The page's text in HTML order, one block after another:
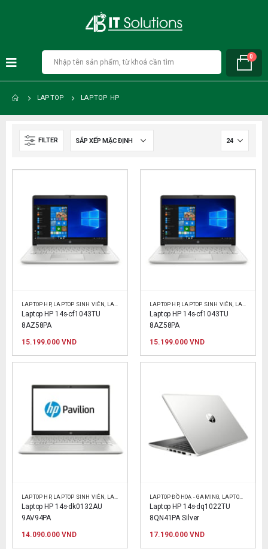
0
LAPTOP LAPTOP HP
FILTER
LAPTOP HP, LAPTOP SINH VIÊN LAPTOP VĂN PHÒNG
Laptop HP 14s-cf1043TU
8AZ58PA
15.199.000VND
LAPTOP HP, LAPTOP SINH VIÊN LAPTOP VĂN PHÒNG
Laptop HP 14s-cf1043TU
8AZ58PA
15.199.000VND
LAPTOP HP, LAPTOP SINH VIÊN LAPTOP VĂN PHÒNG
Laptop HP 14s-dk0132AU
9AV94PA
14.090.000VND
LAPTOP ĐỒ HOẠ - GAMING LAPTOP HP
Laptop HP 14s-dq1022TU
8QN41PA Silver
17.190.000VND